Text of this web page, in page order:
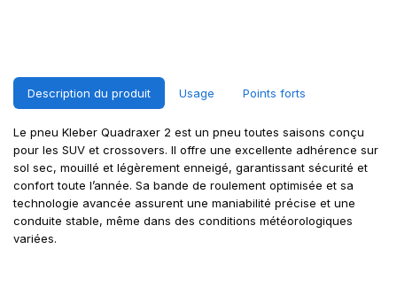
Description du produit Usage Points forts
Le pneu Kleber Quadraxer 2 est un pneu toutes saisons conçu
pour les SUV et crossovers. Il offre une excellente adhérence sur
sol sec, mouillé et légèrement enneigé, garantissant sécurité et
confort toute l’année. Sa bande de roulement optimisée et sa
technologie avancée assurent une maniabilité précise et une
conduite stable, même dans des conditions météorologiques
variées.